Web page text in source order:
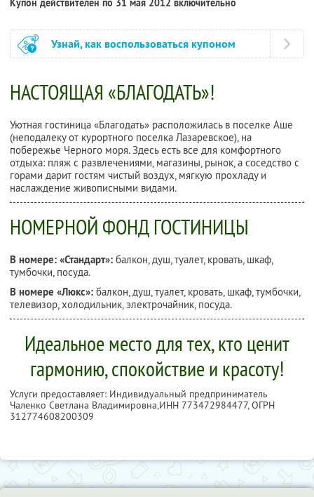
Купон действителен по 31 мая 2012 включительно
Узнай, как воспользоваться купоном
НАСТОЯЩАЯ «БЛАГОДАТЬ»!
Уютная гостиница «Благодать» расположилась в поселке Аше
(неподалеку от курортного поселка Лазаревское), на
побережье Черного моря. Здесь есть все для комфортного
отдыха: пляж с развлечениями, магазины, рынок, а соседство с
горами дарит гостям чистый воздух, мягкую прохладу и
наслаждение живописными видами.
НОМЕРНОЙ ФОНД ГОСТИНИЦЫ
В номере: «Стандарт»: балкон, душ, туалет, кровать, шкаф,
тумбочки, посуда.
В номере «Люкс»: балкон, душ, туалет, кровать, шкаф, тумбочки,
телевизор, холодильник, электрочайник, посуда.
Идеальное место для тех, кто ценит
гармонию, спокойствие и красоту!
Услуги предоставляет: Индивидуальный предприниматель
Чаленко Светлана Владимировна,ИНН 773472984477, ОГРН
312774608200309